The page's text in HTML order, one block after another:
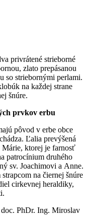
privrátené strieborné
zlato prepásanou
so striebornými perlami.
na každej strane
šnúre.
prvkov erbu
pôvod v erbe obce
Ľalia prevýšená
Márie, ktorej je farnosť
patrocínium druhého
sv. Joachimovi a Anne.
na čiernej šnúre
cirkevnej heraldiky,
doc. PhDr. Ing. Miroslav